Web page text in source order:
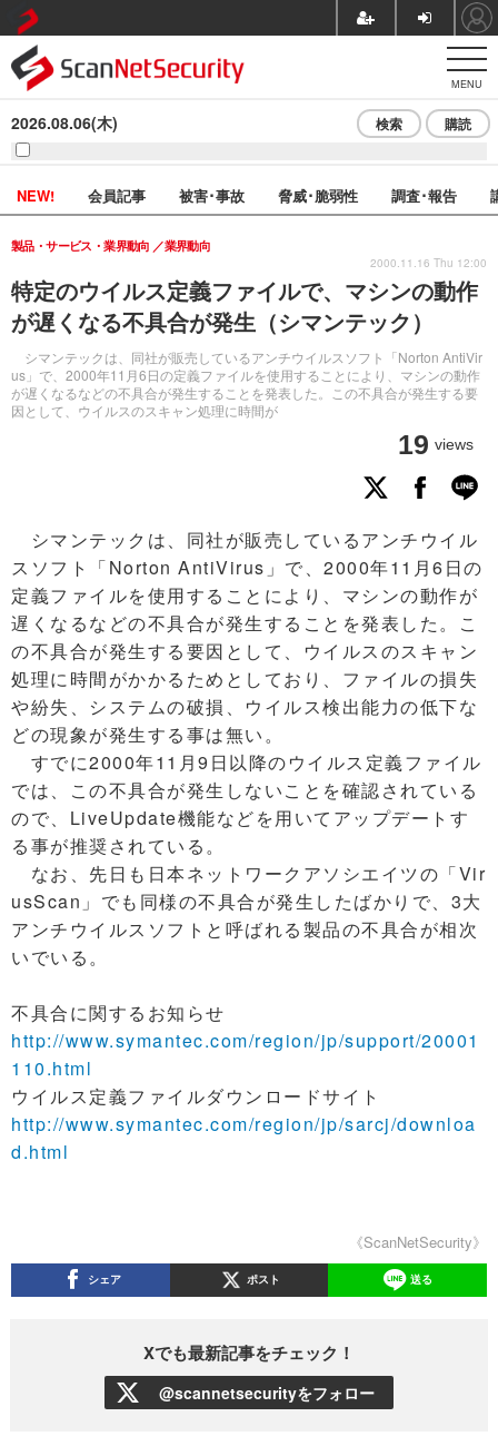
MENU
2026.08.06(木) 検索 購読
NEW! 会員記事 被害･事故 脅威･脆弱性 調査･報告
特定のウイルス定義ファイルで、マシンの動作
が遅くなる不具合が発生（シマンテック）
シマンテックは、同社が販売しているアンチウイルスソフト「Norton AntiVir
us」で、2000年11月6日の定義ファイルを使用することにより、マシンの動作
が遅くなるなどの不具合が発生することを発表した。この不具合が発生する要
因として、ウイルスのスキャン処理に時間が
製品・サービス・業界動向 業界動向
19 views
2000.11.16 Thu 12:00
シマンテックは、同社が販売しているアンチウイル
スソフト「Norton AntiVirus」で、2000年11月6日の
定義ファイルを使用することにより、マシンの動作が
遅くなるなどの不具合が発生することを発表した。こ
の不具合が発生する要因として、ウイルスのスキャン
処理に時間がかかるためとしており、ファイルの損失
や紛失、システムの破損、ウイルス検出能力の低下な
どの現象が発生する事は無い。
すでに2000年11月9日以降のウイルス定義ファイル
では、この不具合が発生しないことを確認されている
ので、LiveUpdate機能などを用いてアップデートす
る事が推奨されている。
なお、先日も日本ネットワークアソシエイツの「Vir
usScan」でも同様の不具合が発生したばかりで、3大
アンチウイルスソフトと呼ばれる製品の不具合が相次
いでいる。
不具合に関するお知らせ
http://www.symantec.com/region/jp/support/20001
110.html
ウイルス定義ファイルダウンロードサイト
http://www.symantec.com/region/jp/sarcj/downloa
d.html
《ScanNetSecurity》
シェア ポスト 送る
Xでも最新記事をチェック！
@scannetsecurityをフォロー